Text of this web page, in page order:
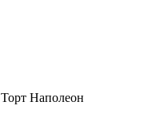
Торт Наполеон